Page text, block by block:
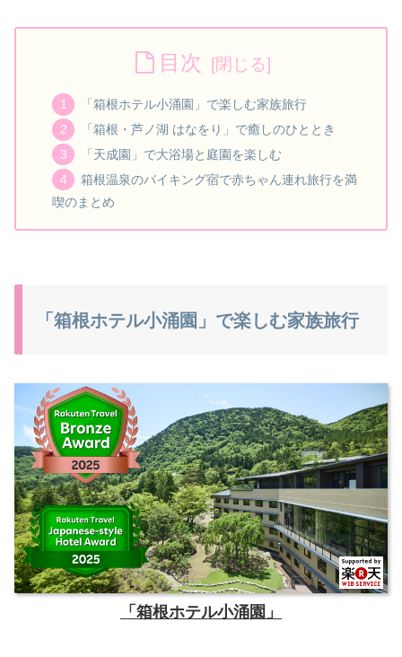
目次
「箱根ホテル小涌園」で楽しむ家族旅行
「箱根・芦ノ湖 はなをり」で癒しのひととき
「天成園」で大浴場と庭園を楽しむ
箱根温泉のバイキング宿で赤ちゃん連れ旅行を満
喫のまとめ
「箱根ホテル小涌園」で楽しむ家族旅行
「箱根ホテル小涌園」